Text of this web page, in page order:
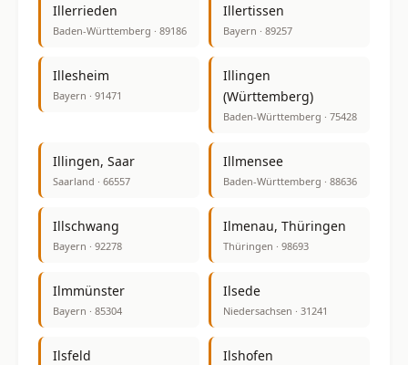
Illerrieden
Baden-Württemberg · 89186
Illertissen
Bayern · 89257
Illesheim
Bayern · 91471
Illingen
(Württemberg)
Baden-Württemberg · 75428
Illingen, Saar
Saarland · 66557
Illmensee
Baden-Württemberg · 88636
Illschwang
Bayern · 92278
Ilmenau, Thüringen
Thüringen · 98693
Ilmmünster
Bayern · 85304
Ilsede
Niedersachsen · 31241
Ilsfeld Ilshofen